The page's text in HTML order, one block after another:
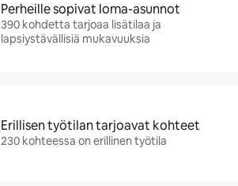
Perheille sopivat loma-asunnot
390 kohdetta tarjoaa lisätilaa ja
lapsiystävällisiä mukavuuksia
Erillisen työtilan tarjoavat kohteet
230 kohteessa on erillinen työtila